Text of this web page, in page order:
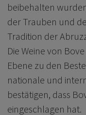
beibehalten
der Trauben und
Tradition der
Die Weine von
Ebene zu den
nationale und
bestätigen, dass
eingeschlagen hat.